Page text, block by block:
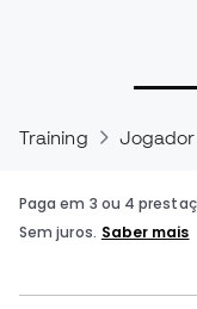
Training Jogador